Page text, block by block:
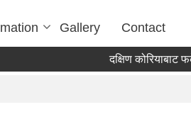
Gallery Contact
दक्षिण कोरियाबाट